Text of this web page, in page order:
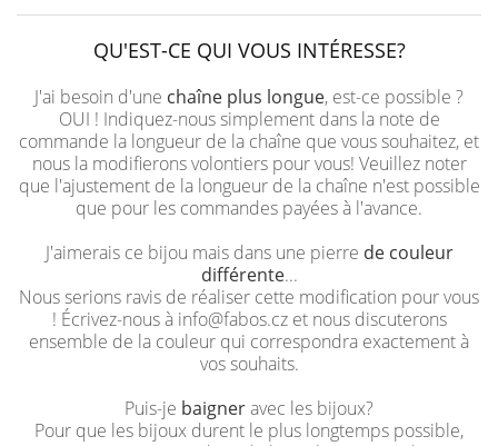
QU'EST-CE QUI VOUS INTÉRESSE?
J'ai besoin d'une chaîne plus longue, est-ce possible ?
OUI ! Indiquez-nous simplement dans la note de
commande la longueur de la chaîne que vous souhaitez, et
nous la modifierons volontiers pour vous! Veuillez noter
que l'ajustement de la longueur de la chaîne n'est possible
que pour les commandes payées à l'avance.
J'aimerais ce bijou mais dans une pierre de couleur
différente...
Nous serions ravis de réaliser cette modification pour vous
! Écrivez-nous à info@fabos.cz et nous discuterons
ensemble de la couleur qui correspondra exactement à
vos souhaits.
Puis-je baigneravec les bijoux?
Pour que les bijoux durent le plus longtemps possible,